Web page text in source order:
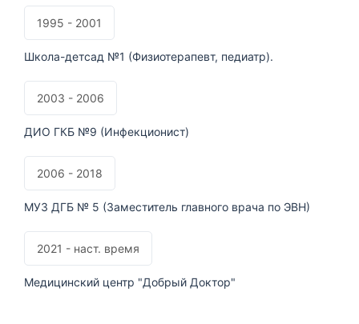
1995 - 2001
Школа-детсад №1 (Физиотерапевт, педиатр).
2003 - 2006
ДИО ГКБ №9 (Инфекционист)
2006 - 2018
МУЗ ДГБ № 5 (Заместитель главного врача по ЭВН)
2021 - наст. время
Медицинский центр "Добрый Доктор"